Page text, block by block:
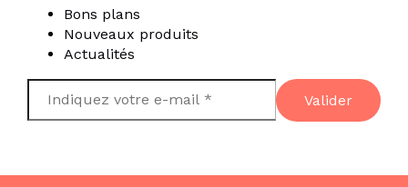
Bons plans
Nouveaux produits
Actualités